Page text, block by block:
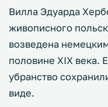
Вилла Эдуарда
живописного
возведена
половине XIX века.
убранство
виде.